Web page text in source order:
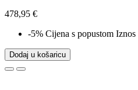
478,95 €
-5% Cijena s popustom Iznos
Dodaj u košaricu